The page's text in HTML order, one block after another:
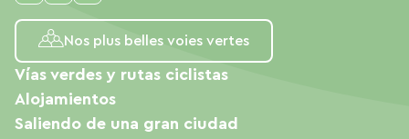
Nos plus belles voies vertes
Vías verdes y rutas ciclistas
Alojamientos
Saliendo de una gran ciudad